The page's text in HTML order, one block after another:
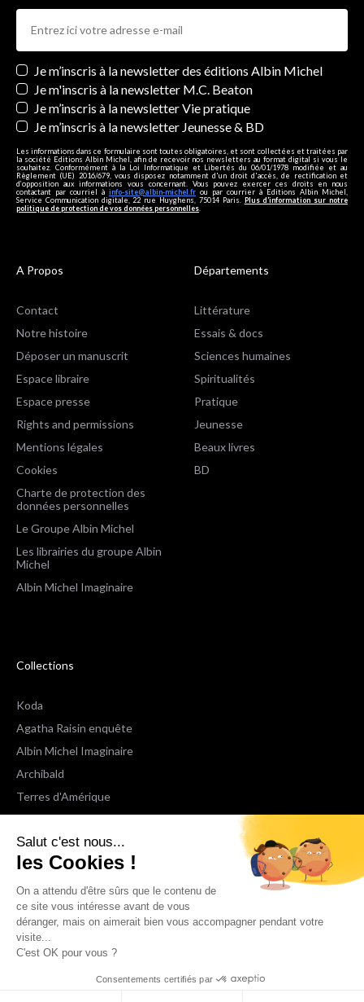
Salut c'est nous...
les Cookies !
On a attendu d'être sûrs que le contenu de
ce site vous intéresse avant de vous
déranger, mais on aimerait bien vous accompagner pendant votre
visite...
C'est OK pour vous ?
Consentements certifiés par
Newsletters
Je m’inscris à la newsletter des éditions Albin Michel
Je m'inscris à la newsletter M.C. Beaton
Je m’inscris à la newsletter Vie pratique
Je m’inscris à la newsletter Jeunesse & BD
Les informations dans ce formulaire sont toutes obligatoires, et sont collectées et traitées par
la société Editions Albin Michel, afin de recevoir nos newsletters au format digital si vous le
souhaitez. Conformément à la Loi Informatique et Libertés du 06/01/1978 modifiée et au
Règlement (UE) 2016/679, vous disposez notamment d'un droit d'accès, de rectification et
d’opposition aux informations vous concernant. Vous pouvez exercer ces droits en nous
contactant par courriel à info-site@albin-michel.fr ou par courrier à Editions Albin Michel,
Service Communication digitale, 22 rue Huyghens, 75014 Paris. Plus d’information sur notre
politique de protection de vos données personnelles
A Propos
Contact
Notre histoire
Déposer un manuscrit
Espace libraire
Espace presse
Rights and permissions
Mentions légales
Cookies
Charte de protection des
données personnelles
Le Groupe Albin Michel
Les librairies du groupe Albin
Michel
Albin Michel Imaginaire
Départements
Littérature
Essais & docs
Sciences humaines
Spiritualités
Pratique
Jeunesse
Beaux livres
BD
Collections
Koda
Agatha Raisin enquête
Albin Michel Imaginaire
Archibald
Terres d'Amérique
Espaces Libres Poche
NOX
Wiz
Voir toutes les collections
Nous suivre